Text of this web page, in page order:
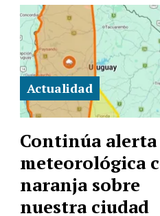
Continúa alerta
meteorológica
naranja sobre
nuestra ciudad
Actualidad